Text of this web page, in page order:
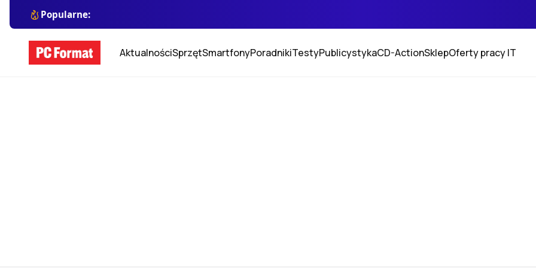
Popularne:
AktualnościSprzętSmartfonyPoradnikiTestyPublicystykaCD-ActionSklepOferty pracy IT